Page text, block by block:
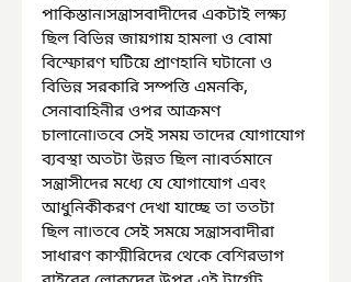
পাকিস্তান৷সন্ত্রাসবাদীদের একটাই লক্ষ্য
ছিল বিভিন্ন জায়গায় হামলা ও বোমা
বিস্ফোরণ ঘটিয়ে প্রাণহানি ঘটানো ও
বিভিন্ন সরকারি সম্পত্তি এমনকি,
সেনাবাহিনীর ওপর আক্রমণ
চালানো৷তবে সেই সময় তাদের যোগাযোগ
ব্যবস্থা অতটা উন্নত ছিল না৷বর্তমানে
সন্ত্রাসীদের মধ্যে যে যোগাযোগ এবং
আধুনিকীকরণ দেখা যাচ্ছে তা ততটা
ছিল না৷তবে সেই সময়ে সন্ত্রাসবাদীরা
সাধারণ কাশ্মীরিদের থেকে বেশিরভাগ